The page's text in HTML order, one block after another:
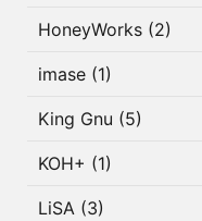
HoneyWorks (2)
imase (1)
King Gnu (5)
KOH+ (1)
LiSA (3)